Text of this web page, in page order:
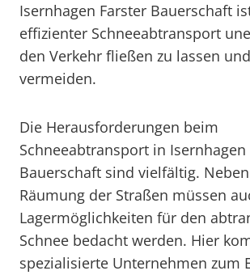
Isernhagen Farster Bauerschaft
effizienter Schneeabtransport
den Verkehr fließen zu lassen
vermeiden.
Die Herausforderungen beim
Schneeabtransport in Isernhagen
Bauerschaft sind vielfältig.
Räumung der Straßen müssen
Lagermöglichkeiten für den
Schnee bedacht werden. Hier
spezialisierte Unternehmen zum